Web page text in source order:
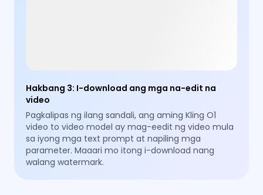
Hakbang 3: I-download ang mga na-edit na
video
Pagkalipas ng ilang sandali, ang aming Kling O1
video to video model ay mag-eedit ng video mula
sa iyong mga text prompt at napiling mga
parameter. Maaari mo itong i-download nang
walang watermark.